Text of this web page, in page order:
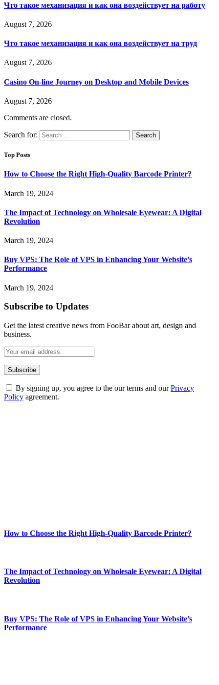
Что такое механизация и как она воздействует на работу
August 7, 2026
Что такое механизация и как она воздействует на труд
August 7, 2026
Casino On-line Journey on Desktop and Mobile Devices
August 7, 2026
Comments are closed.
Search for:
Top Posts
How to Choose the Right High-Quality Barcode Printer?
March 19, 2024
The Impact of Technology on Wholesale Eyewear: A Digital
Revolution
March 19, 2024
Buy VPS: The Role of VPS in Enhancing Your Website’s
Performance
March 19, 2024
Subscribe to Updates
Get the latest creative news from FooBar about art, design and
business.
By signing up, you agree to the our terms and ourPrivacy
Policy agreement.
How to Choose the Right High-Quality Barcode Printer?
The Impact of Technology on Wholesale Eyewear: A Digital
Revolution
Buy VPS: The Role of VPS in Enhancing Your Website’s
Performance